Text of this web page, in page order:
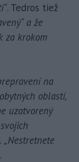
. Tedros tiež
a že
za krokom
na
oblastí,
uzatvorený
„Nestretnete